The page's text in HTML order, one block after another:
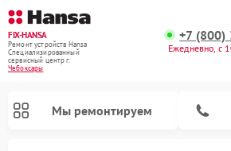
FIX-HANSA
Ремонт устройств Hansa
Специализированный
cервисный центр г.
Чебоксары
+7 (800)
Ежедневно, с
Мы ремонтируем